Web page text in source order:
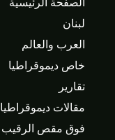
لبنان
العرب والعالم
خاص ديموقراطيا
تقارير
مقالات ديموقراطيا
فوق مقص الرقيب